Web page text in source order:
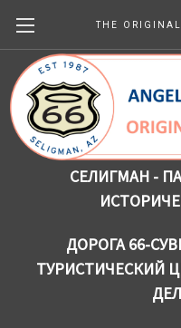
Our
СЕЛИГМАН -
ДОРОГА 66-
ТУРИСТИЧЕСКИЙ